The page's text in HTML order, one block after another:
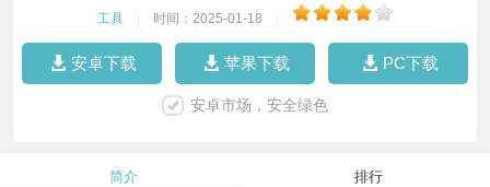
工具 时间：2025-01-18
安卓下载 苹果下载 PC下载
安卓市场，安全绿色
简介 排行